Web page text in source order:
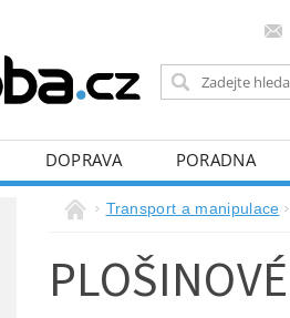
DOPRAVA PORADNA
Transport a manipulace